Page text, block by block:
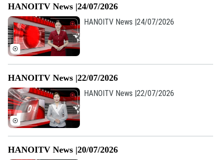
Theo dõi Hà Nội On
HANOITV News |24/07/2026
HANOITV News |24/07/2026
HANOITV News |22/07/2026
HANOITV News |22/07/2026
HANOITV News |20/07/2026